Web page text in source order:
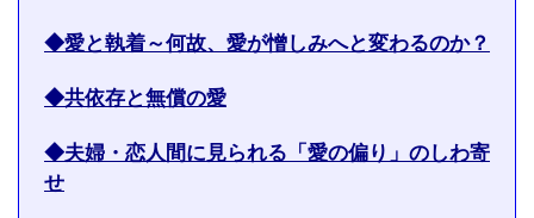
◆愛と執着～何故、愛が憎しみへと変わるのか？
◆共依存と無償の愛
◆夫婦・恋人間に見られる「愛の偏り」のしわ寄
せ